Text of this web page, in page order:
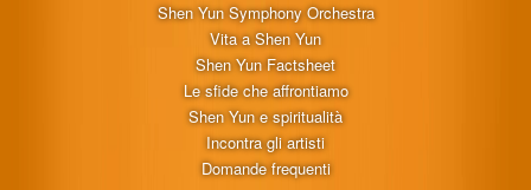
Shen Yun Symphony Orchestra
Vita a Shen Yun
Shen Yun Factsheet
Le sfide che affrontiamo
Shen Yun e spiritualità
Incontra gli artisti
Domande frequenti